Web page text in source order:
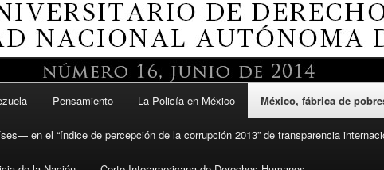
UNAM
Pensamiento La Policía en México México, fábrica de
en el “índice de percepción de la corrupción 2013” de transparencia